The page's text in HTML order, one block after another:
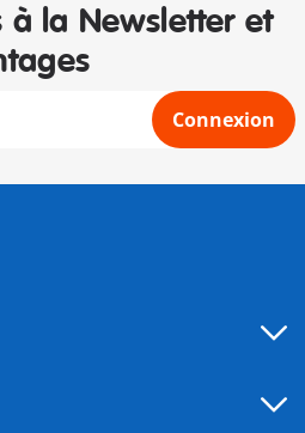
la Newsletter et
Connexion